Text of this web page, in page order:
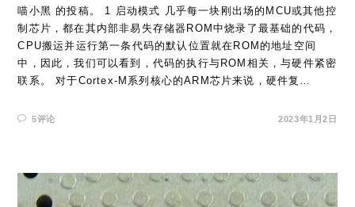
喵小黑 的投稿。 1 启动模式 几乎每一块刚出场的MCU或其他控
制芯片，都在其内部非易失存储器ROM中烧录了最基础的代码，
CPU搬运并运行第一条代码的默认位置就在ROM的地址空间
中，因此，我们可以看到，代码的执行与ROM相关，与硬件紧密
联系。 对于Cortex-M系列核心的ARM芯片来说，硬件复…
5评论 2023年1月2日